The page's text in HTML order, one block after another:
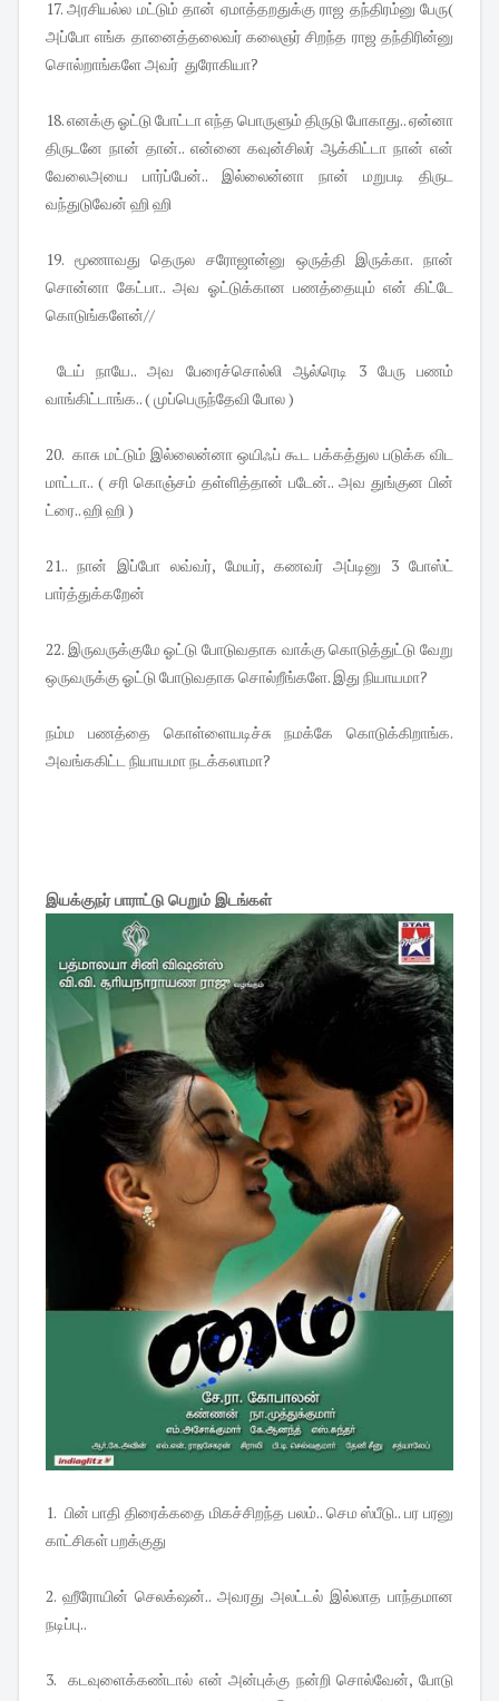
17. அரசியல்ல மட்டும் தான் ஏமாத்தறதுக்கு ராஜ தந்திரம்னு பேரு(
அப்போ எங்க தானைத்தலைவர் கலைஞர் சிறந்த ராஜ தந்திரின்னு
சொல்றாங்களே அவர் துரோகியா?
18. எனக்கு ஓட்டு போட்டா எந்த பொருளும் திருடு போகாது.. ஏன்னா
திருடனே நான் தான்.. என்னை கவுன்சிலர் ஆக்கிட்டா நான் என்
வேலைஅயை பார்ப்பேன்.. இல்லைன்னா நான் மறுபடி திருட
வந்துடுவேன் ஹி ஹி
19. மூணாவது தெருல சரோஜான்னு ஒருத்தி இருக்கா. நான்
சொன்னா கேட்பா.. அவ ஓட்டுக்கான பணத்தையும் என் கிட்டே
கொடுங்களேன்//
டேய் நாயே.. அவ பேரைச்சொல்லி ஆல்ரெடி 3 பேரு பணம்
வாங்கிட்டாங்க.. ( முப்பெருந்தேவி போல )
20. காசு மட்டும் இல்லைன்னா ஒயிஃப் கூட பக்கத்துல படுக்க விட
மாட்டா.. ( சரி கொஞ்சம் தள்ளித்தான் படேன்.. அவ துங்குன பின்
ட்ரை.. ஹி ஹி )
21.. நான் இப்போ லவ்வர், மேயர், கணவர் அப்டினு 3 போஸ்ட்
பார்த்துக்கறேன்
22. இருவருக்குமே ஓட்டு போடுவதாக வாக்கு கொடுத்துட்டு வேறு
ஒருவருக்கு ஓட்டு போடுவதாக சொல்றீங்களே. இது நியாயமா?
நம்ம பணத்தை கொள்ளையடிச்சு நமக்கே கொடுக்கிறாங்க.
அவங்ககிட்ட நியாயமா நடக்கலாமா?
இயக்குநர் பாராட்டு பெறும் இடங்கள்
1. பின் பாதி திரைக்கதை மிகச்சிறந்த பலம்.. செம ஸ்பீடு.. பர பரனு
காட்சிகள் பறக்குது
2. ஹீரோயின் செலக்‌ஷன்.. அவரது அலட்டல் இல்லாத பாந்தமான
நடிப்பு..
3. கடவுளைக்கண்டால் என் அன்புக்கு நன்றி சொல்வேன், போடு